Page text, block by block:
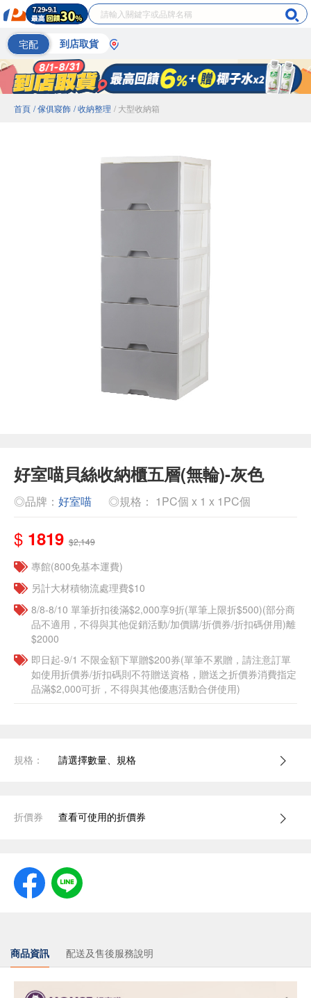
宅配 到店取貨
首頁 / 傢俱寢飾 / 收納整理 / 大型收納箱
好室喵貝絲收納櫃五層(無輪)-灰色
◎品牌： 好室喵 ◎規格： 1PC個 x 1 x 1PC個
$ 1819 $2,149
專館(800免基本運費)
另計大材積物流處理費$10
8/8-8/10 單筆折扣後滿$2,000享9折(單筆上限折$500)(部分商
品不適用，不得與其他促銷活動/加價購/折價券/折扣碼併用)離
$2000
即日起-9/1 不限金額下單贈$200券(單筆不累贈，請注意訂單
如使用折價券/折扣碼則不符贈送資格，贈送之折價券消費指定
品滿$2,000可折，不得與其他優惠活動合併使用)
規格： 請選擇數量、規格
折價券 查看可使用的折價券
商品資訊 配送及售後服務說明